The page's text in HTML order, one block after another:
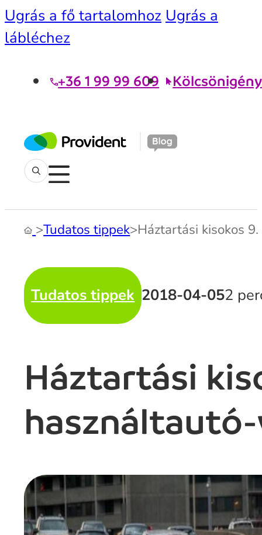
Ugrás a fő tartalomhoz Ugrás a
lábléchez
+36 1 99 99 609
>Tudatos tippek>Háztartási kisokos
Tudatos tippek 2018-04-052
Háztartási